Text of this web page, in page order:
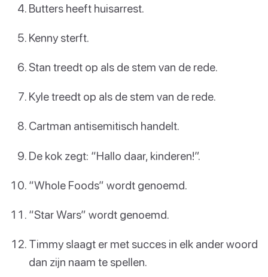
Butters heeft huisarrest.
Kenny sterft.
Stan treedt op als de stem van de rede.
Kyle treedt op als de stem van de rede.
Cartman antisemitisch handelt.
De kok zegt: “Hallo daar, kinderen!”.
“Whole Foods” wordt genoemd.
“Star Wars” wordt genoemd.
Timmy slaagt er met succes in elk ander woord
dan zijn naam te spellen.